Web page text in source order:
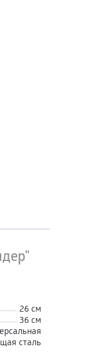
26 см
36 см
сталь